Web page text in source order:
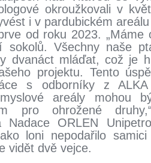
okroužkovali v
i v pardubickém
od roku 2023. „Máme
sokolů. Všechny naše
dvanáct mláďat, což je
projektu. Tento
s odborníky z
areály mohou
pro ohrožené
Nadace ORLEN
loni nepodařilo
vidět dvě vejce.